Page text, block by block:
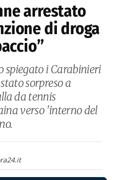
arrestato
di droga
spiegato i Carabinieri
sorpreso a
da tennis
verso 'interno del